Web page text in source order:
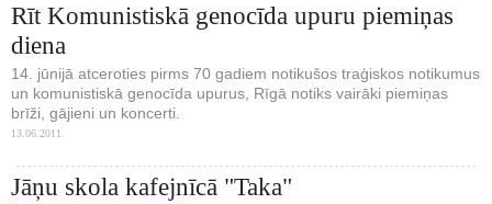
Rīt Komunistiskā genocīda upuru piemiņas
diena
14. jūnijā atceroties pirms 70 gadiem notikušos traģiskos notikumus
un komunistiskā genocīda upurus, Rīgā notiks vairāki piemiņas
brīži, gājieni un koncerti.
13.06.2011.
Jāņu skola kafejnīcā "Taka"